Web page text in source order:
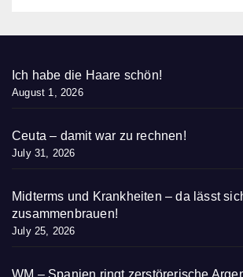
Ich habe die Haare schön!
August 1, 2026
Ceuta – damit war zu rechnen!
July 31, 2026
Midterms und Krankheiten – da lässt
zusammenbrauen!
July 25, 2026
WM – Spanien ringt zerstörerische